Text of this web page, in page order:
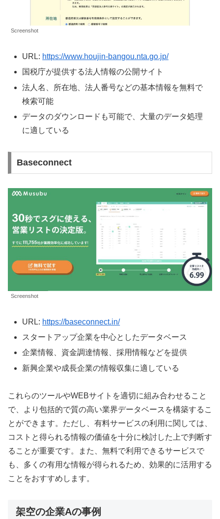
Screenshot
URL: https://www.houjin-bangou.nta.go.jp/
国税庁が提供する法人情報の公開サイト
法人名、所在地、法人番号などの基本情報を無料で
検索可能
データのダウンロードも可能で、大量のデータ処理
に適している
Baseconnect
Screenshot
URL: https://baseconnect.in/
スタートアップ企業を中心としたデータベース
企業情報、資金調達情報、採用情報などを提供
新興企業や成長企業の情報収集に適している
これらのツールやWEBサイトを適切に組み合わせること
で、より包括的で質の高い業界データベースを構築するこ
とができます。ただし、有料サービスの利用に関しては、
コストと得られる情報の価値を十分に検討した上で判断す
ることが重要です。また、無料で利用できるサービスで
も、多くの有用な情報が得られるため、効果的に活用する
ことをおすすめします。
架空の企業Aの事例